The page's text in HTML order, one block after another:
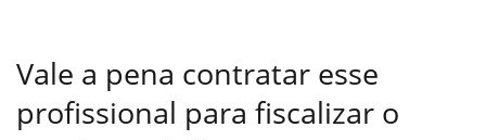
Vale a pena contratar esse
profissional para fiscalizar o